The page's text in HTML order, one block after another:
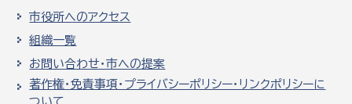
市役所へのアクセス
組織一覧
お問い合わせ・市への提案
著作権・免責事項・プライバシーポリシー・リンクポリシーに
ついて